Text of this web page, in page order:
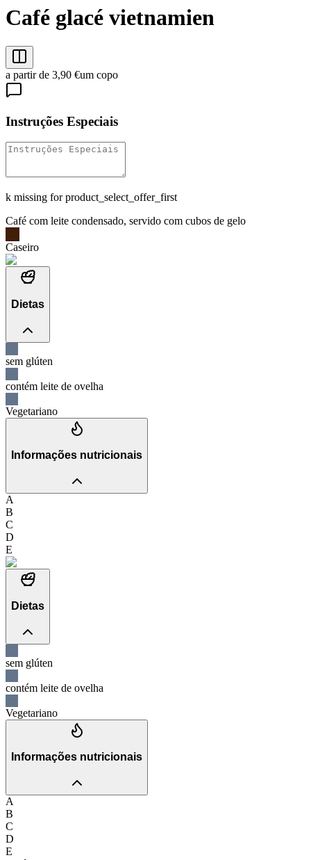
Café glacé vietnamien
a partir de 3,90 €um copo
Instruções Especiais
k missing for product_select_offer_first
Café com leite condensado, servido com cubos de gelo
Caseiro
Dietas
sem glúten
contém leite de ovelha
Vegetariano
Informações nutricionais
A
B
C
D
E
Dietas
sem glúten
contém leite de ovelha
Vegetariano
Informações nutricionais
A
B
C
D
E